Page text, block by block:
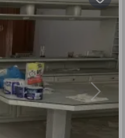
Next